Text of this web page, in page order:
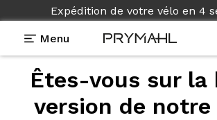
Expédition de votre vélo en 4
Menu
Êtes-vous sur la
version de